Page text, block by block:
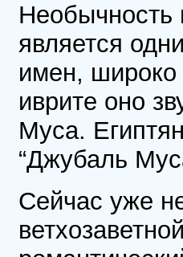
Необычность
является
имен, широко
иврите оно
Муса.
“Джубаль
Сейчас уже